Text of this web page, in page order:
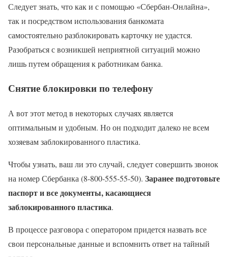
Следует знать, что как и с помощью «Сбербан-Онлайна»,
так и посредством использования банкомата
самостоятельно разблокировать карточку не удастся.
Разобраться с возникшей неприятной ситуаций можно
лишь путем обращения к работникам банка.
Снятие блокировки по телефону
А вот этот метод в некоторых случаях является
оптимальным и удобным. Но он подходит далеко не всем
хозяевам заблокированного пластика.
Чтобы узнать, ваш ли это случай, следует совершить звонок
на номер Сбербанка (8-800-555-55-50). Заранее подготовьте
паспорт и все документы, касающиеся
заблокированного пластика.
В процессе разговора с оператором придется назвать все
свои персональные данные и вспомнить ответ на тайный